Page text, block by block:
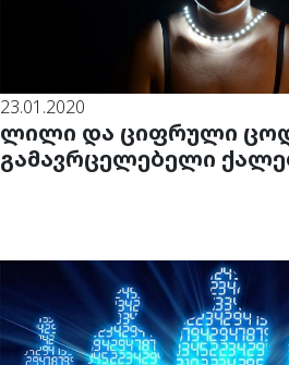
23.01.2020
ლილი და ციფრული
გამავრცელებელი